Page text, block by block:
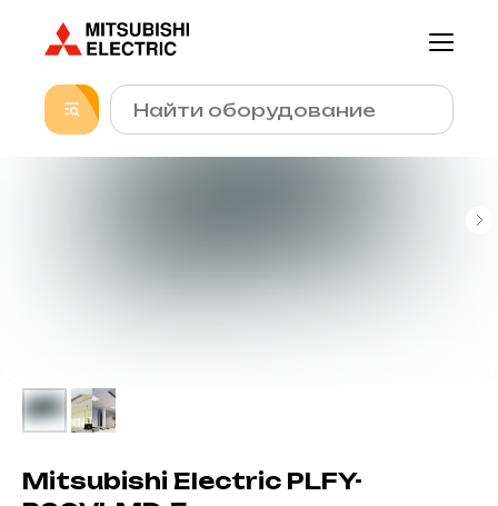
Mitsubishi Electric PLFY-